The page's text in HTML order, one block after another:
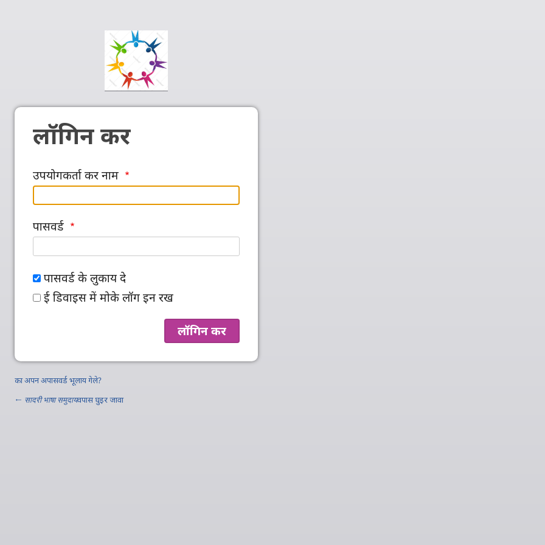
लॉगिन कर
उपयोगकर्ता कर नाम
पासवर्ड
पासवर्ड के लुकाय दे
ई डिवाइस में मोके लॉग इन रख
का अपन अपासवर्ड भूलाय गेले?
← सादरी भाषा समुदायवपास घुइर जावा